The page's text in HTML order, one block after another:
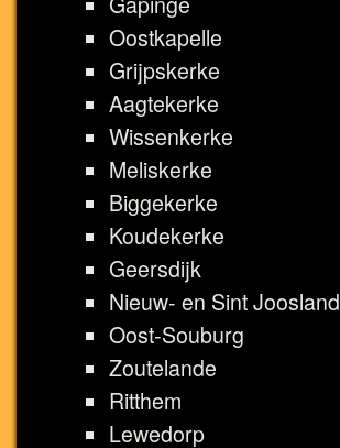
Oostkapelle
Grijpskerke
Aagtekerke
Wissenkerke
Meliskerke
Biggekerke
Koudekerke
Geersdijk
Nieuw- en Sint Joosland
Oost-Souburg
Zoutelande
Ritthem
Lewedorp